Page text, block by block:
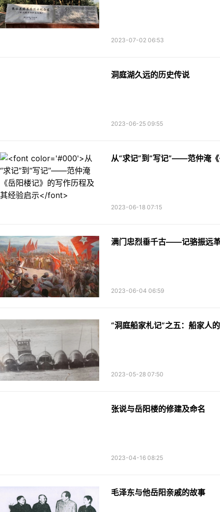
2023-07-02 06:53
洞庭湖久远的历史传说
2023-06-25 09:55
从“求记”到“写记”——范仲淹
2023-06-18 07:15
满门忠烈垂千古——记骆振远
2023-06-04 06:59
“洞庭船家札记”之五：船家人
2023-05-28 07:50
张说与岳阳楼的修建及命名
2023-04-16 08:25
毛泽东与他岳阳亲戚的故事